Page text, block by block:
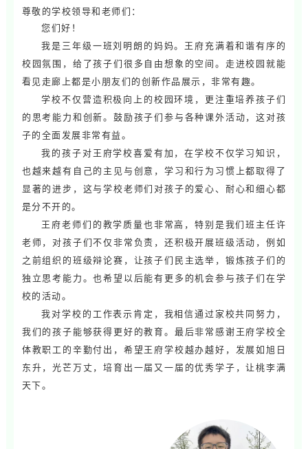
尊敬的学校领导和老师们：
您们好！
我是三年级一班刘明朗的妈妈。 王府充满着和谐有序的
校园氛围，给了孩子们很多自由想象的空间。走进校园就能
看见走廊上都是小朋友们的创新作品展示，非常有趣。
学校不仅营造积极向上的校园环境，更注重培养孩子们
的思考能力和创新。鼓励孩子们参与各种课外活动，这对孩
子的全面发展非常有益。
我的孩子对王府学校喜爱有加，在学校不仅学习知识，
也越来越有自己的主见与创意，学习和行为习惯上都取得了
显著的进步，这与学校老师们对孩子的爱心、耐心和细心都
是分不开的。
王府老师们的教学质量也非常高，特别是我们班主任许
老师，对孩子们不仅非常负责，还积极开展班级活动，例如
之前组织的班级辩论赛，让孩子们民主选举，锻炼孩子们的
独立思考能力。也希望以后能有更多的机会参与孩子们在学
校的活动。
我对学校的工作表示肯定，我相信通过家校共同努力，
我们的孩子能够获得更好的教育。最后非常感谢王府学校全
体教职工的辛勤付出，希望王府学校越办越好，发展如旭日
东升，光芒万丈，培育出一届又一届的优秀学子，让桃李满
天下。